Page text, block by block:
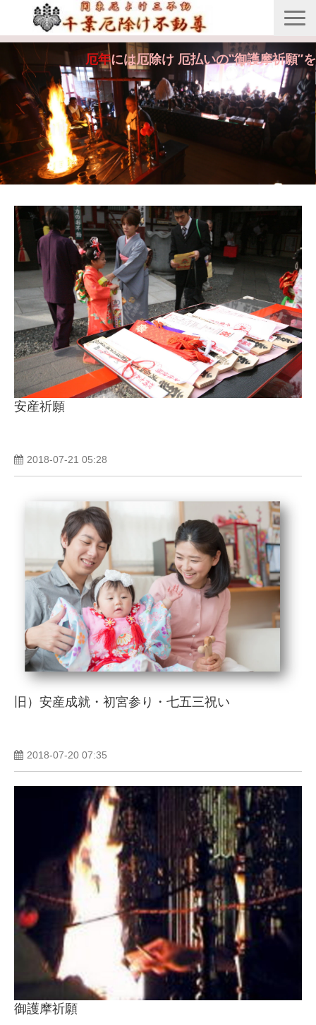
縁起由来
年間行事
御護摩祈願
御守・紙札
安産・七五三祝祷
厄年には厄除け 厄払いの‟御護摩祈願”を
安産祈願
2018-07-21 05:28
旧）安産成就・初宮参り・七五三祝い
2018-07-20 07:35
御護摩祈願